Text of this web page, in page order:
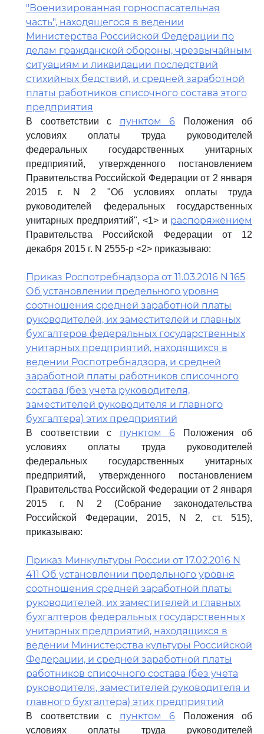
"Военизированная горноспасательная
часть", находящегося в ведении
Министерства Российской Федерации по
делам гражданской обороны, чрезвычайным
ситуациям и ликвидации последствий
стихийных бедствий, и средней заработной
платы работников списочного состава этого
предприятия
В соответствии с пунктом 6 Положения об
условиях оплаты труда руководителей
федеральных государственных унитарных
предприятий, утвержденного постановлением
Правительства Российской Федерации от 2 января
2015 г. N 2 "Об условиях оплаты труда
руководителей федеральных государственных
унитарных предприятий", <1> и распоряжением
Правительства Российской Федерации от 12
декабря 2015 г. N 2555-р <2> приказываю:
Приказ Роспотребнадзора от 11.03.2016 N 165
Об установлении предельного уровня
соотношения средней заработной платы
руководителей, их заместителей и главных
бухгалтеров федеральных государственных
унитарных предприятий, находящихся в
ведении Роспотребнадзора, и средней
заработной платы работников списочного
состава (без учета руководителя,
заместителей руководителя и главного
бухгалтера) этих предприятий
В соответствии с пунктом 6 Положения об
условиях оплаты труда руководителей
федеральных государственных унитарных
предприятий, утвержденного постановлением
Правительства Российской Федерации от 2 января
2015 г. N 2 (Собрание законодательства
Российской Федерации, 2015, N 2, ст. 515),
приказываю:
Приказ Минкультуры России от 17.02.2016 N
411 Об установлении предельного уровня
соотношения средней заработной платы
руководителей, их заместителей и главных
бухгалтеров федеральных государственных
унитарных предприятий, находящихся в
ведении Министерства культуры Российской
Федерации, и средней заработной платы
работников списочного состава (без учета
руководителя, заместителей руководителя и
главного бухгалтера) этих предприятий
В соответствии с пунктом 6 Положения об
условиях оплаты труда руководителей